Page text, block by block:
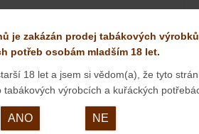
je zakázán prodej tabákových
potřeb osobám mladším 18 let.
18 let a jsem si vědom(a), že tyto
výrobcích a kuřáckých
ANO NE